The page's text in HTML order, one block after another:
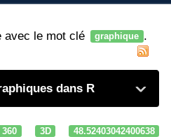
avec le mot clé graphique .
dans R
360 3D
48.52403042400638